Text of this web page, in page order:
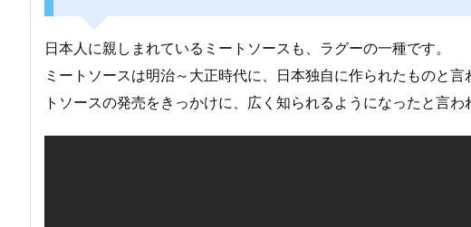
日本人に親しまれているミートソースも、ラグーの一種です。
ミートソースは明治～大正時代に、日本独自に作られたものと
トソースの発売をきっかけに、広く知られるようになったと言わ